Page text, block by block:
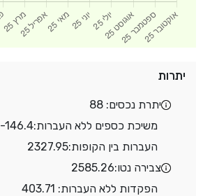
יתרות
יתרת נכסים: 88
משיכת כספים ללא העברות:-146.4
העברות בין הקופות:2327.95
צבירה נטו:2585.26
הפקדות ללא העברות: 403.71